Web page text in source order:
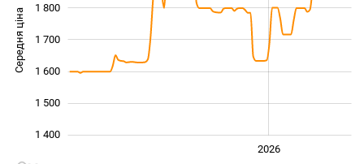
Середня ціна 1 400
1 400
1 500
1 600
1 700
1 800
2026